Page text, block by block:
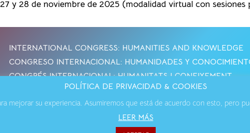
y 28 de noviembre de 2025 (modalidad virtual con sesiones
INTERNATIONAL CONGRESS: HUMANITIES AND KNOWLEDGE
CONGRESO INTERNACIONAL: HUMANIDADES Y
CONGRÉS INTERNACIONAL: HUMANITATS I CONEIXEMENT
Avisos Legales·Política de Cookies· Política de Privacidad·
POLÍTICA DE PRIVACIDAD & COOKIES
mejorar su experiencia. Asumiremos que está de acuerdo con esto, pero
LEER MÁS